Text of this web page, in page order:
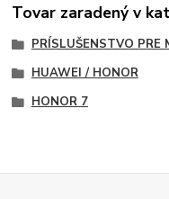
Tovar zaradený v
PRÍSLUŠENSTVO PRE
HUAWEI / HONOR
HONOR 7